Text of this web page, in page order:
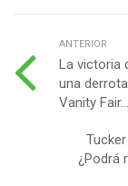
ANTERIOR
La victoria
una
Vanity Fair...
¿Podrá